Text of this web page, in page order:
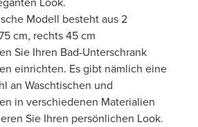
Modell besteht aus 2
cm, rechts 45 cm
Sie Ihren Bad-Unterschrank
einrichten. Es gibt nämlich eine
an Waschtischen und
in verschiedenen Materialien
Sie Ihren persönlichen Look.